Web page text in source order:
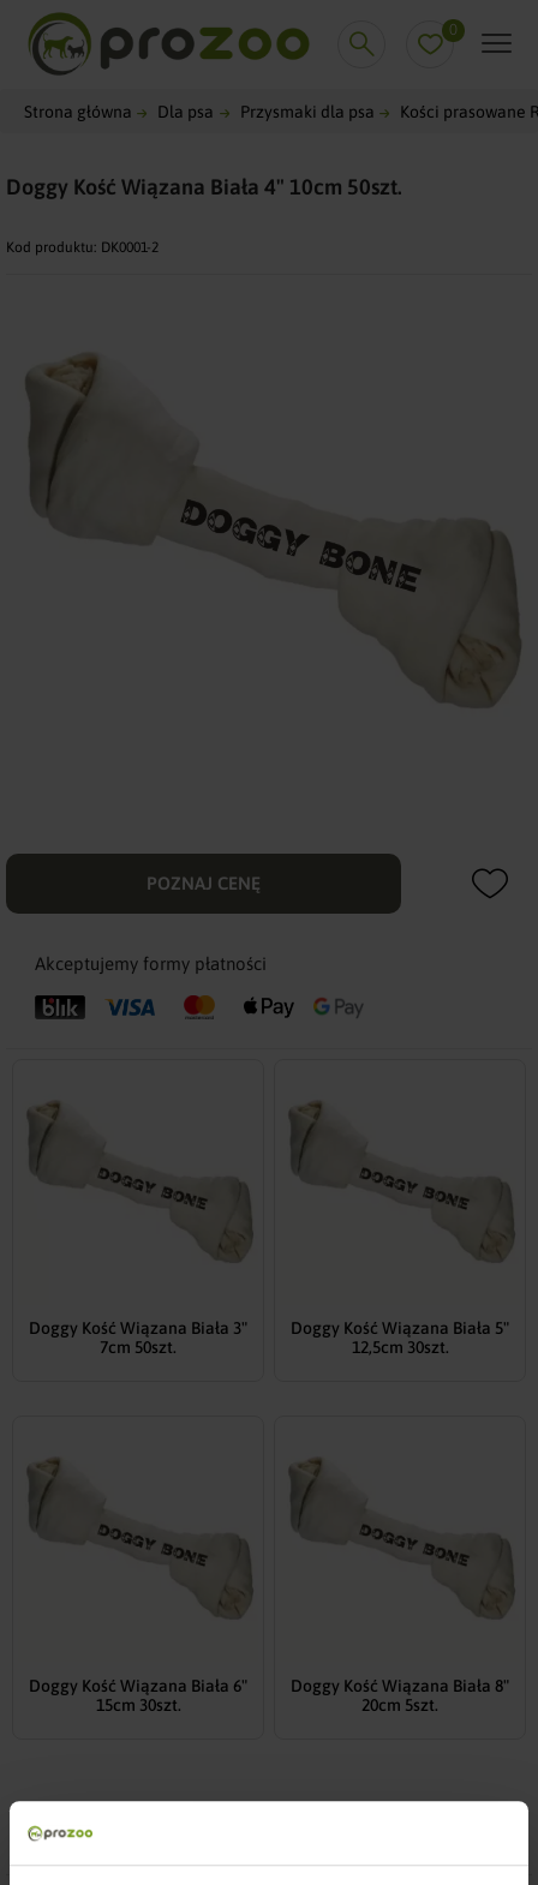
0
Strona główna Dla psa Przysmaki dla psa Kości prasowane
Doggy Kość Wiązana Biała 4" 10cm 50szt.
Kod produktu: DK0001-2
POZNAJ CENĘ
Akceptujemy formy płatności
Doggy Kość Wiązana Biała 3"
7cm 50szt.
Doggy Kość Wiązana Biała 5"
12,5cm 30szt.
Doggy Kość Wiązana Biała 6"
15cm 30szt.
Doggy Kość Wiązana Biała 8"
20cm 5szt.
Opis produktu